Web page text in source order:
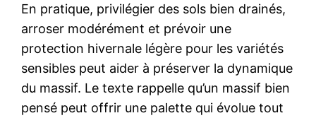
En pratique, privilégier des sols bien drainés,
arroser modérément et prévoir une
protection hivernale légère pour les variétés
sensibles peut aider à préserver la dynamique
du massif. Le texte rappelle qu’un massif bien
pensé peut offrir une palette qui évolue tout